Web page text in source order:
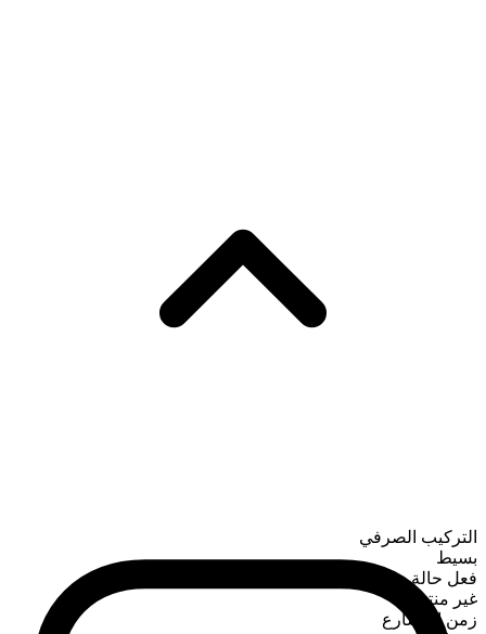
التركيب الصرفي
بسيط
فعل حالة
غير منتظم
زمن المضارع